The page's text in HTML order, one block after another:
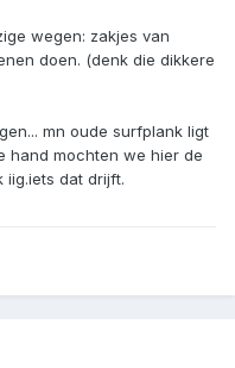
wegen: zakjes van
doen. (denk die dikkere
mn oude surfplank ligt
hand mochten we hier de
iig.iets dat drijft.